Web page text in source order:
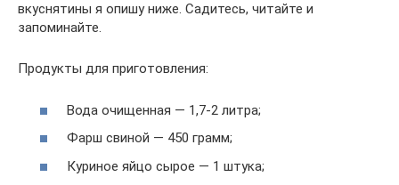
вкуснятины я опишу ниже. Садитесь, читайте и
запоминайте.
Продукты для приготовления:
Вода очищенная — 1,7-2 литра;
Фарш свиной — 450 грамм;
Куриное яйцо сырое — 1 штука;